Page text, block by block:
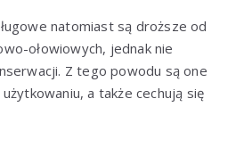
natomiast są droższe od
ołowiowych, jednak nie
Z tego powodu są one
a także cechują się